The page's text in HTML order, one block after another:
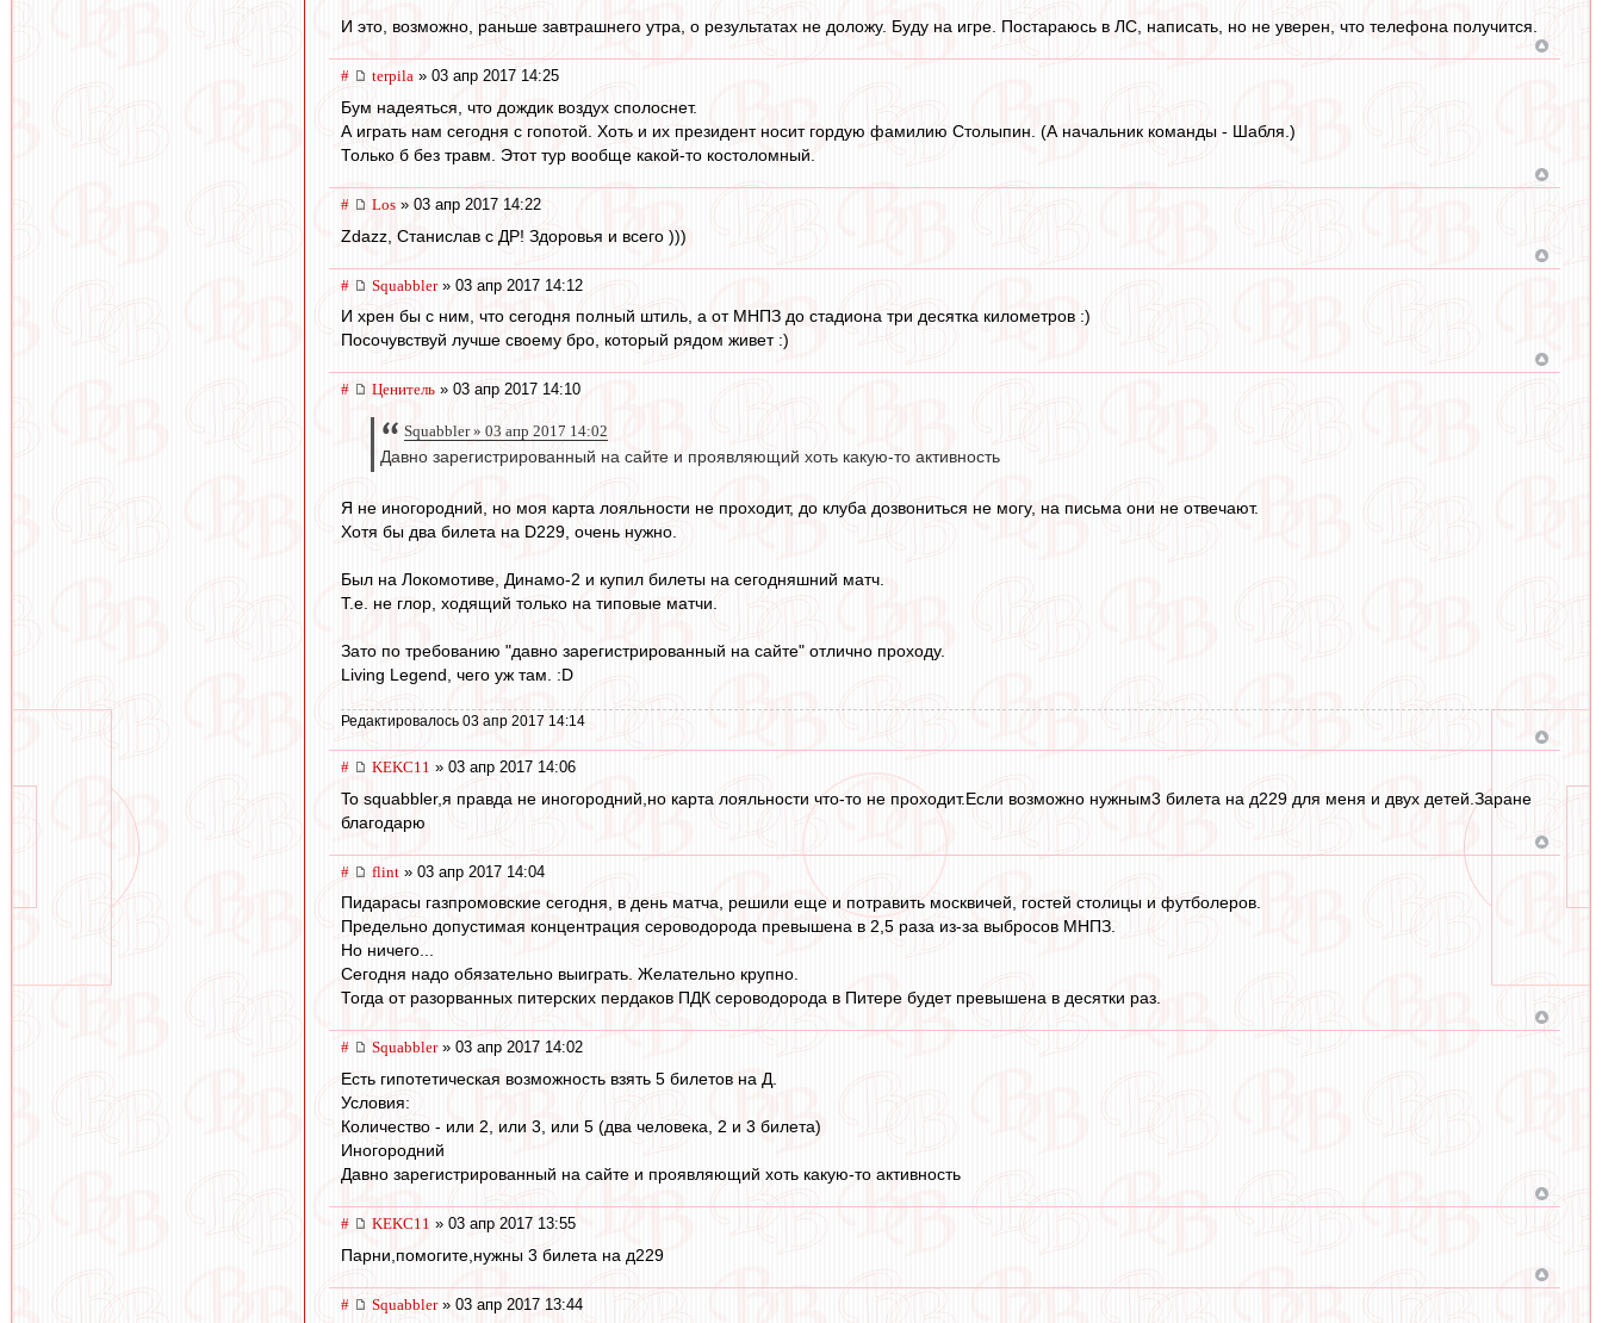
И это, возможно, раньше завтрашнего утра, о результатах не доложу. Буду на игре. Постараюсь в ЛС, написать, но не уверен, что телефона получится.
# terpila » 03 апр 2017 14:25
Бум надеяться, что дождик воздух сполоснет.
А играть нам сегодня с гопотой. Хоть и их президент носит гордую фамилию Столыпин. (А начальник команды - Шабля.)
Только б без травм. Этот тур вообще какой-то костоломный.
# Los » 03 апр 2017 14:22
Zdazz, Станислав с ДР! Здоровья и всего )))
# Squabbler» 03 апр 2017 14:12
И хрен бы с ним, что сегодня полный штиль, а от МНПЗ до стадиона три десятка километров :)
Посочувствуй лучше своему бро, который рядом живет :)
# Ценитель » 03 апр 2017 14:10
Squabbler » 03 апр 2017 14:02
Давно зарегистрированный на сайте и проявляющий хоть какую-то активность
Я не иногородний, но моя карта лояльности не проходит, до клуба дозвониться не могу, на письма они не отвечают.
Хотя бы два билета на D229, очень нужно.
Был на Локомотиве, Динамо-2 и купил билеты на сегодняшний матч.
Т.е. не глор, ходящий только на типовые матчи.
Зато по требованию "давно зарегистрированный на сайте" отлично проходу.
Living Legend, чего уж там. :D
Редактировалось 03 апр 2017 14:14
# KEKC11 » 03 апр 2017 14:06
To squabbler,я правда не иногородний,но карта лояльности что-то не проходит.Если возможно нужным3 билета на д229 для меня и двух детей.Заране
благодарю
# flint » 03 апр 2017 14:04
Пидарасы газпромовские сегодня, в день матча, решили еще и потравить москвичей, гостей столицы и футболеров.
Предельно допустимая концентрация сероводорода превышена в 2,5 раза из-за выбросов МНПЗ.
Но ничего...
Сегодня надо обязательно выиграть. Желательно крупно.
Тогда от разорванных питерских пердаков ПДК сероводорода в Питере будет превышена в десятки раз.
# Squabbler» 03 апр 2017 14:02
Есть гипотетическая возможность взять 5 билетов на Д.
Условия:
Количество - или 2, или 3, или 5 (два человека, 2 и 3 билета)
Иногородний
Давно зарегистрированный на сайте и проявляющий хоть какую-то активность
# KEKC11 » 03 апр 2017 13:55
Парни,помогите,нужны 3 билета на д229
# Squabbler» 03 апр 2017 13:44